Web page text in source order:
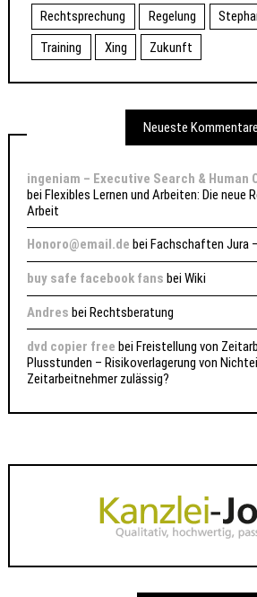
Rechtsprechung
Regelung
Training
Xing Zukunft
Neueste Kommentare
ingeniam – Executive Search & Human
beiFlexibles Lernen und Arbeiten: Die neue
Arbeit
Honoro@email.de bei Fachschaften Jura
buy safe facebook fans beiWiki
Andres beiRechtsberatung
dvd copier free beiFreistellung von
Plusstunden – Risikoverlagerung von
Zeitarbeitnehmer zulässig?